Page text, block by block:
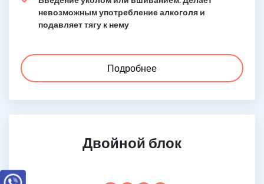
невозможным употребление алкоголя и
подавляет тягу к нему
Подробнее
Двойной блок